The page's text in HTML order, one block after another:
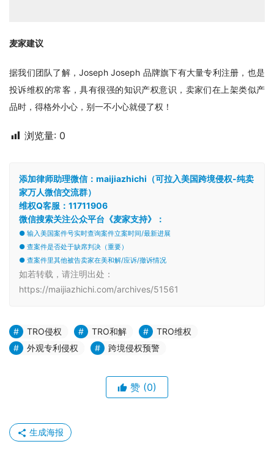
麦家建议
据我们团队了解，Joseph Joseph 品牌旗下有大量专利注册，也是
投诉维权的常客，具有很强的知识产权意识，卖家们在上架类似产
品时，得格外小心，别一不小心就侵了权！
浏览量: 0
添加律师助理微信：maijiazhichi（可拉入美国跨境侵权-纯卖
家万人微信交流群）
维权Q客服：11711906
微信搜索关注公众平台《麦家支持》：
● 输入美国案件号实时查询案件立案时间/最新进展
● 查案件是否处于缺席判决（重要）
● 查案件里其他被告卖家在美和解/应诉/撤诉情况
如若转载，请注明出处：
https://maijiazhichi.com/archives/51561
TRO侵权 TRO和解
TRO维权
外观专利侵权
跨境侵权预警
赞 (0)
生成海报